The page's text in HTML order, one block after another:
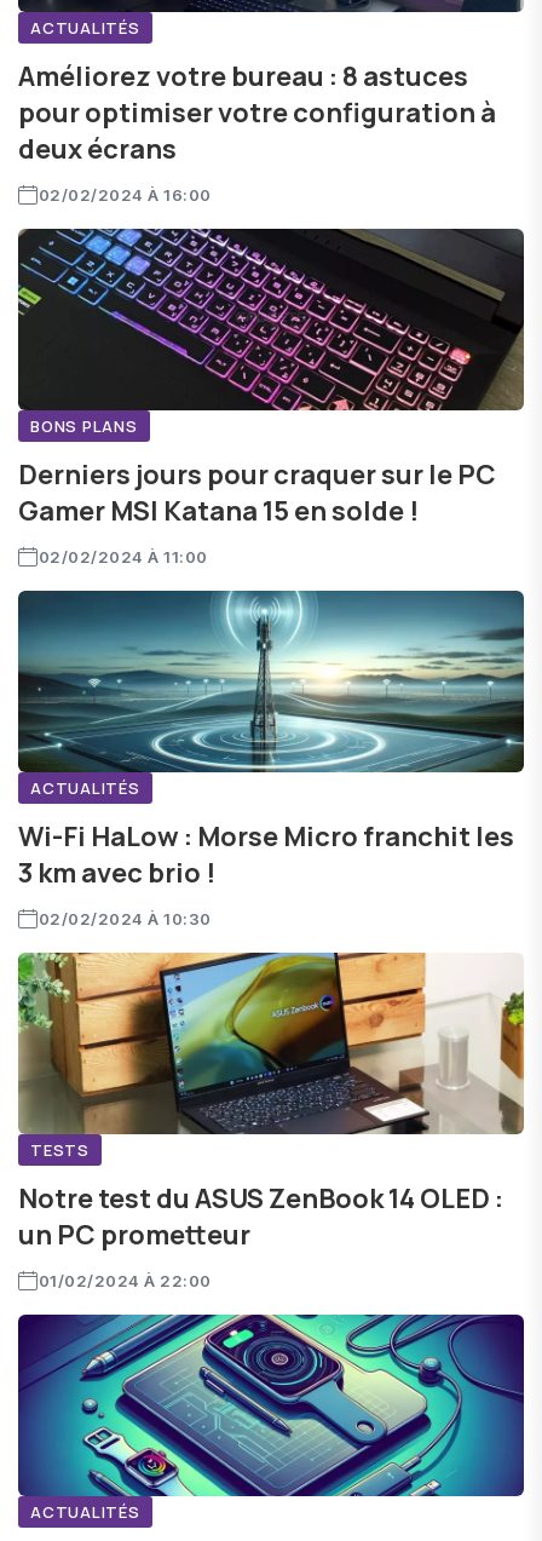
ACTUALITÉS
Améliorez votre bureau : 8 astuces
pour optimiser votre configuration à
deux écrans
02/02/2024 À 16:00
BONS PLANS
Derniers jours pour craquer sur le PC
Gamer MSI Katana 15 en solde !
02/02/2024 À 11:00
ACTUALITÉS
Wi-Fi HaLow : Morse Micro franchit les
3 km avec brio !
02/02/2024 À 10:30
TESTS
Notre test du ASUS ZenBook 14 OLED :
un PC prometteur
01/02/2024 À 22:00
ACTUALITÉS